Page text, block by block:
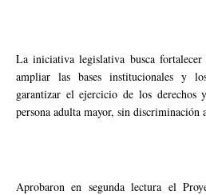
La iniciativa legislativa busca
ampliar las bases institucionales y
garantizar el ejercicio de los
persona adulta mayor, sin discriminación
Aprobaron en segunda lectura el